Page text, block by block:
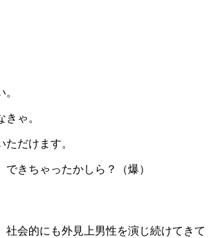
ゃ。
だけます。
できちゃったかしら？（爆）
社会的にも外見上男性を演じ続けてきて